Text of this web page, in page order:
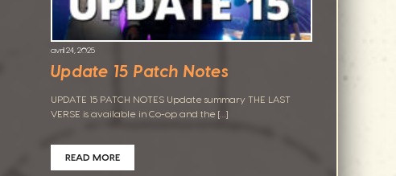
avril 24, 2025
Update 15 Patch Notes
UPDATE 15 PATCH NOTES Update summary THE LAST
VERSE is available in Co-op and the […]
READ MORE